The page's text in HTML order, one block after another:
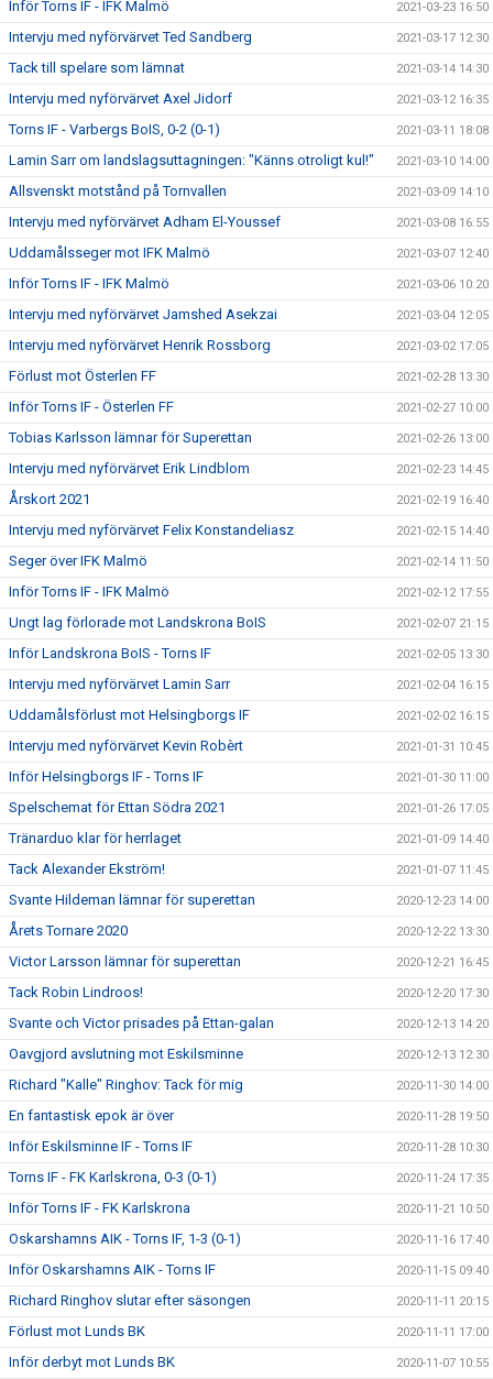
Inför Torns IF - IFK Malmö 2021-03-23 16:50
Intervju med nyförvärvet Ted Sandberg 2021-03-17 12:30
Tack till spelare som lämnat 2021-03-14 14:30
Intervju med nyförvärvet Axel Jidorf 2021-03-12 16:35
Torns IF - Varbergs BoIS, 0-2 (0-1) 2021-03-11 18:08
Lamin Sarr om landslagsuttagningen: "Känns otroligt kul!" 2021-03-10 14:00
Allsvenskt motstånd på Tornvallen 2021-03-09 14:10
Intervju med nyförvärvet Adham El-Youssef 2021-03-08 16:55
Uddamålsseger mot IFK Malmö 2021-03-07 12:40
Inför Torns IF - IFK Malmö 2021-03-06 10:20
Intervju med nyförvärvet Jamshed Asekzai 2021-03-04 12:05
Intervju med nyförvärvet Henrik Rossborg 2021-03-02 17:05
Förlust mot Österlen FF 2021-02-28 13:30
Inför Torns IF - Österlen FF 2021-02-27 10:00
Tobias Karlsson lämnar för Superettan 2021-02-26 13:00
Intervju med nyförvärvet Erik Lindblom 2021-02-23 14:45
Årskort 2021 2021-02-19 16:40
Intervju med nyförvärvet Felix Konstandeliasz 2021-02-15 14:40
Seger över IFK Malmö 2021-02-14 11:50
Inför Torns IF - IFK Malmö 2021-02-12 17:55
Ungt lag förlorade mot Landskrona BoIS 2021-02-07 21:15
Inför Landskrona BoIS - Torns IF 2021-02-05 13:30
Intervju med nyförvärvet Lamin Sarr 2021-02-04 16:15
Uddamålsförlust mot Helsingborgs IF 2021-02-02 16:15
Intervju med nyförvärvet Kevin Robèrt 2021-01-31 10:45
Inför Helsingborgs IF - Torns IF 2021-01-30 11:00
Spelschemat för Ettan Södra 2021 2021-01-26 17:05
Tränarduo klar för herrlaget 2021-01-09 14:40
Tack Alexander Ekström! 2021-01-07 11:45
Svante Hildeman lämnar för superettan 2020-12-23 14:00
Årets Tornare 2020 2020-12-22 13:30
Victor Larsson lämnar för superettan 2020-12-21 16:45
Tack Robin Lindroos! 2020-12-20 17:30
Svante och Victor prisades på Ettan-galan 2020-12-13 14:20
Oavgjord avslutning mot Eskilsminne 2020-12-13 12:30
Richard "Kalle" Ringhov: Tack för mig 2020-11-30 14:00
En fantastisk epok är över 2020-11-28 19:50
Inför Eskilsminne IF - Torns IF 2020-11-28 10:30
Torns IF - FK Karlskrona, 0-3 (0-1) 2020-11-24 17:35
Inför Torns IF - FK Karlskrona 2020-11-21 10:50
Oskarshamns AIK - Torns IF, 1-3 (0-1) 2020-11-16 17:40
Inför Oskarshamns AIK - Torns IF 2020-11-15 09:40
Richard Ringhov slutar efter säsongen 2020-11-11 20:15
Förlust mot Lunds BK 2020-11-11 17:00
Inför derbyt mot Lunds BK 2020-11-07 10:55